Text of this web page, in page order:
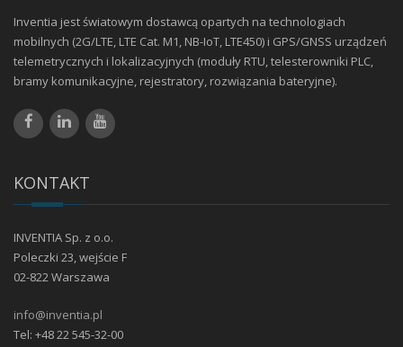
Inventia jest światowym dostawcą opartych na technologiach
mobilnych (2G/LTE, LTE Cat. M1, NB-IoT, LTE450) i GPS/GNSS urządzeń
telemetrycznych i lokalizacyjnych (moduły RTU, telesterowniki PLC,
bramy komunikacyjne, rejestratory, rozwiązania bateryjne).
KONTAKT
INVENTIA Sp. z o.o.
Poleczki 23, wejście F
02-822 Warszawa
info@inventia.pl
Tel: +48 22 545-32-00